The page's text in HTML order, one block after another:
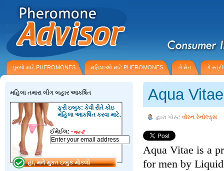
પુરુષો માટે PHEROMONES મહિલાઓ માટે PHEROMONES ગે મેન ગે
Aqua
દ્વારા પોસ્ટ વોરન રેનોલ્ડ્સ
Aqua Vitae is a
for men by
મહિલા તમારા લીગ બહાર આકર્ષિત
ફ્રી ઇબુક: કેવી રીતે કોઇ
મહિલા આકર્ષિત કરવા માટે.
ઈમેઈલ: *જરૂરી